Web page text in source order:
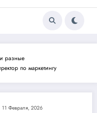
разные
по маркетингу
11 Февраля, 2026